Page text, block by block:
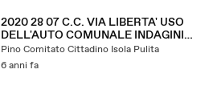
PALAZZO DEGLI ODIATORI SERIALE
2020 28 07 C.C. VIA LIBERTA' USO
DELL'AUTO COMUNALE INDAGINI
PROCURA ILLECITI CONCORSO
ARCHITETTI
Pino Comitato Cittadino Isola Pulita
6 anni fa